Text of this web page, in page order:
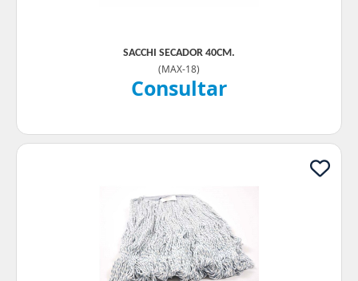
SACCHI SECADOR 40CM.
(MAX-18)
Consultar